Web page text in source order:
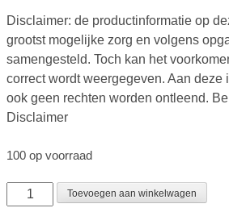
Disclaimer: de productinformatie op
grootst mogelijke zorg en volgens
samengesteld. Toch kan het
correct wordt weergegeven. Aan deze
ook geen rechten worden ontleend.
Disclaimer
100 op voorraad
Toevoegen aan winkelwagen